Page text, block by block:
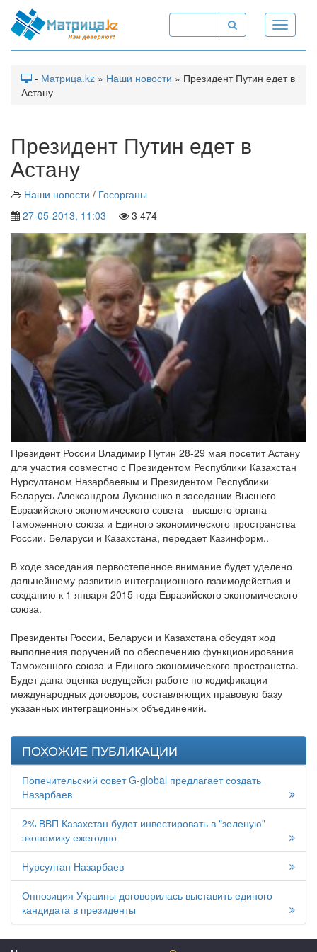
Toggle
- Матрица.kz » Наши новости » Президент Путин едет в
Астану
Президент Путин едет в
Астану
Наши новости / Госорганы
27-05-2013, 11:03
3 474
Президент России Владимир Путин 28-29 мая посетит Астану
для участия совместно с Президентом Республики Казахстан
Нурсултаном Назарбаевым и Президентом Республики
Беларусь Александром Лукашенко в заседании Высшего
Евразийского экономического совета - высшего органа
Таможенного союза и Единого экономического пространства
России, Беларуси и Казахстана, передает Казинформ..
В ходе заседания первостепенное внимание будет уделено
дальнейшему развитию интеграционного взаимодействия и
созданию к 1 января 2015 года Евразийского экономического
союза.
Президенты России, Беларуси и Казахстана обсудят ход
выполнения поручений по обеспечению функционирования
Таможенного союза и Единого экономического пространства.
Будет дана оценка ведущейся работе по кодификации
международных договоров, составляющих правовую базу
указанных интеграционных объединений.
ПОХОЖИЕ ПУБЛИКАЦИИ
Попечительский совет G-global предлагает создать
Назарбаев
2% ВВП Казахстан будет инвестировать в "зеленую"
экономику ежегодно
Нурсултан Назарбаев
Оппозиция Украины договорилась выставить единого
кандидата в президенты